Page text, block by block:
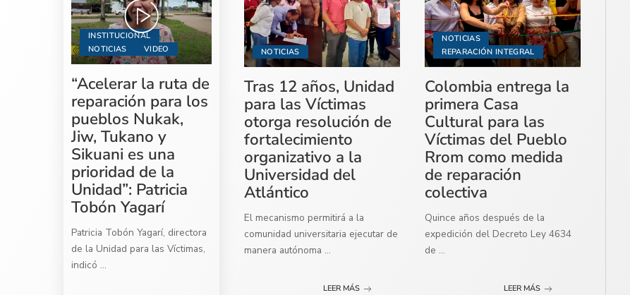
INSTITUCIONAL
NOTICIAS
VIDEO
“Acelerar la ruta de
reparación para los
pueblos Nukak,
Jiw, Tukano y
Sikuani es una
prioridad de la
Unidad”: Patricia
Tobón Yagarí
Patricia Tobón Yagarí, directora
de la Unidad para las Víctimas,
indicó ...
NOTICIAS
Tras 12 años, Unidad
para las Víctimas
otorga resolución de
fortalecimiento
organizativo a la
Universidad del
Atlántico
El mecanismo permitirá a la
comunidad universitaria ejecutar de
manera autónoma ...
LEER MÁS
NOTICIAS
REPARACIÓN INTEGRAL
Colombia entrega la
primera Casa
Cultural para las
Víctimas del Pueblo
Rrom como medida
de reparación
colectiva
Quince años después de la
expedición del Decreto Ley 4634
de ...
LEER MÁS